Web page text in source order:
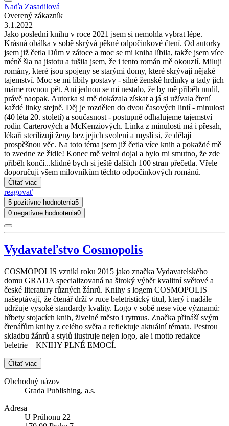
Naďa Zasadilová
Overený zákazník
3.1.2022
Jako poslední knihu v roce 2021 jsem si nemohla vybrat lépe.
Krásná obálka v sobě skrývá pěkné odpočinkové čtení. Od autorky
jsem již četla Dům v zátoce a moc se mi kniha líbila, takže jsem více
méně šla na jistotu a tušila jsem, že i tento román mě okouzlí. Miluji
romány, které jsou spojeny se starými domy, které skrývají nějaké
tajemství. Moc se mi líbily postavy - silné ženské hrdinky a tady jich
máme rovnou pět. Ani jednou se mi nestalo, že by mě příběh nudil,
právě naopak. Autorka si mě dokázala získat a já si užívala čtení
každé linky stejně. Děj je rozdělen do dvou časových linií - minulost
(40 léta 20. století) a současnost - postupně odhalujeme tajemství
rodin Carterových a McKenziových. Linka z minulosti má i přesah,
lékaři sterilizují ženy bez jejich svolení a myslí si, že dělají
prospěšnou věc. Na toto téma jsem již četla více knih a pokaždé mě
to zvedne ze židle! Konec mě velmi dojal a bylo mi smutno, že zde
příběh končí...klidně bych si ještě dalších 100 stran přečetla. Vřele
doporučuji všem milovníkům těchto odpočinkových románů.
Čítať viac
reagovať
5 pozitívne hodnotenia5
0 negatívne hodnotenia0
Vydavateľstvo Cosmopolis
COSMOPOLIS vznikl roku 2015 jako značka Vydavatelského
domu GRADA specializovaná na široký výběr kvalitní světové a
české literatury různých žánrů. Knihy s logem COSMOPOLIS
našeptávají, že čtenář drží v ruce beletristický titul, který i nadále
udržuje vysoké standardy kvality. Logo v sobě nese více významů:
hřbety stojacích knih, živelné město i rytmus. Značka přináší svým
čtenářům knihy z celého světa a reflektuje aktuální témata. Pestrou
skladbu žánrů a stylů ilustruje nejen logo, ale i motto redakce
beletrie – KNIHY PLNÉ EMOCÍ.
Čítať viac
Obchodný názov
Grada Publishing, a.s.
Adresa
U Průhonu 22